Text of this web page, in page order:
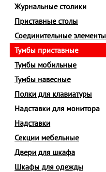
Журнальные столики
Приставные столы
Соединительные элементы
Тумбы приставные
Тумбы мобильные
Тумбы навесные
Полки для клавиатуры
Надставки для монитора
Надставки
Секции мебельные
Двери для шкафа
Шкафы для одежды